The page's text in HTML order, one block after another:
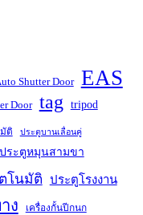
Shutter Door EAS
Door tag tripod
ติ ประตูบานเลื่อนคู่
ประตูหมุนสามขา
โนมัติ ประตูโรงงาน
ง เครื่องกั้นปีกนก